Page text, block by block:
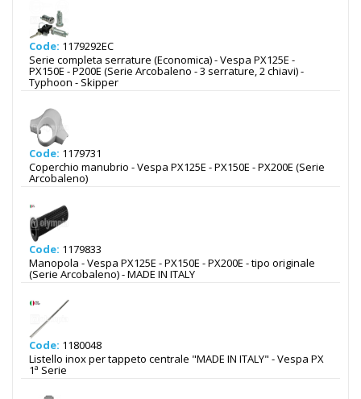
Code: 1179292EC
Serie completa serrature (Economica) - Vespa PX125E -
PX150E - P200E (Serie Arcobaleno - 3 serrature, 2 chiavi) -
Typhoon - Skipper
Code: 1179731
Coperchio manubrio - Vespa PX125E - PX150E - PX200E (Serie
Arcobaleno)
Code: 1179833
Manopola - Vespa PX125E - PX150E - PX200E - tipo originale
(Serie Arcobaleno) - MADE IN ITALY
Code: 1180048
Listello inox per tappeto centrale "MADE IN ITALY" - Vespa PX
1ª Serie